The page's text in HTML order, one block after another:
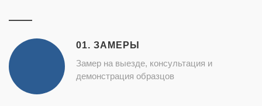
01. ЗАМЕРЫ
Замер на выезде, консультация и
демонстрация образцов